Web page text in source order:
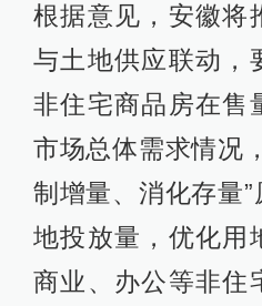
根据意见，安徽将
与土地供应联动，
非住宅商品房在售
市场总体需求情况
制增量、消化存量
地投放量，优化用
商业、办公等非住